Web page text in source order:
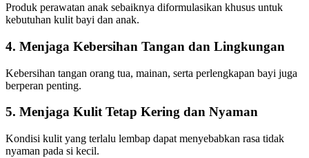
Produk perawatan anak sebaiknya diformulasikan khusus untuk
kebutuhan kulit bayi dan anak.
4. Menjaga Kebersihan Tangan dan Lingkungan
Kebersihan tangan orang tua, mainan, serta perlengkapan bayi juga
berperan penting.
5. Menjaga Kulit Tetap Kering dan Nyaman
Kondisi kulit yang terlalu lembap dapat menyebabkan rasa tidak
nyaman pada si kecil.